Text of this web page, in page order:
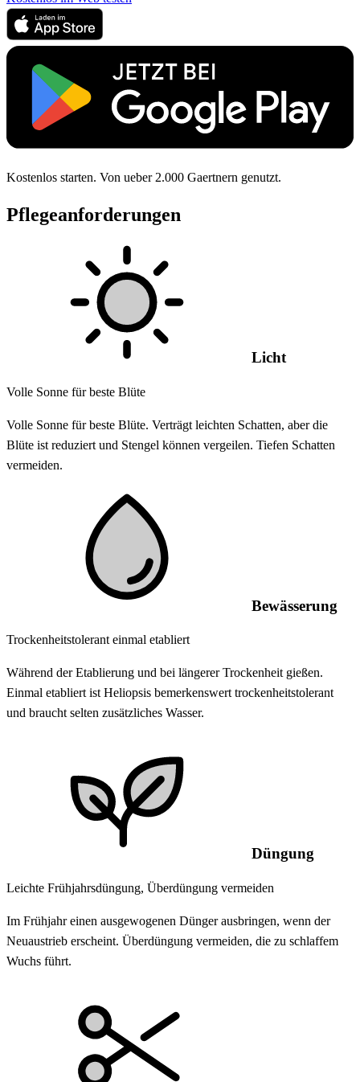
Kostenlos starten. Von ueber 2.000 Gaertnern genutzt.
Pflegeanforderungen
Licht
Volle Sonne für beste Blüte
Volle Sonne für beste Blüte. Verträgt leichten Schatten, aber die
Blüte ist reduziert und Stengel können vergeilen. Tiefen Schatten
vermeiden.
Bewässerung
Trockenheitstolerant einmal etabliert
Während der Etablierung und bei längerer Trockenheit gießen.
Einmal etabliert ist Heliopsis bemerkenswert trockenheitstolerant
und braucht selten zusätzliches Wasser.
Düngung
Leichte Frühjahrsdüngung, Überdüngung vermeiden
Im Frühjahr einen ausgewogenen Dünger ausbringen, wenn der
Neuaustrieb erscheint. Überdüngung vermeiden, die zu schlaffem
Wuchs führt.